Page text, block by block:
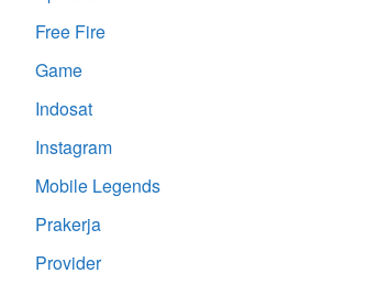
Free Fire
Game
Indosat
Instagram
Mobile Legends
Prakerja
Provider